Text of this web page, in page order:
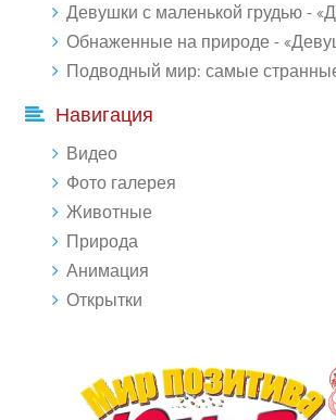
Девушки с маленькой грудью -
Обнаженные на природе -
Подводный мир: самые странные обитатели
Навигация
Видео
Фото галерея
Животные
Природа
Анимация
Открытки